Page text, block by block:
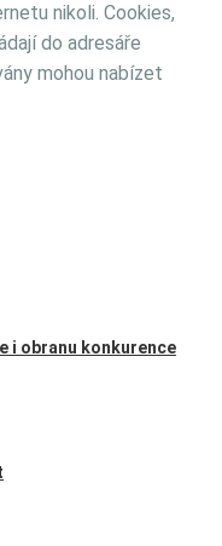
nikoli. Cookies,
do adresáře
mohou nabízet
i obranu konkurence